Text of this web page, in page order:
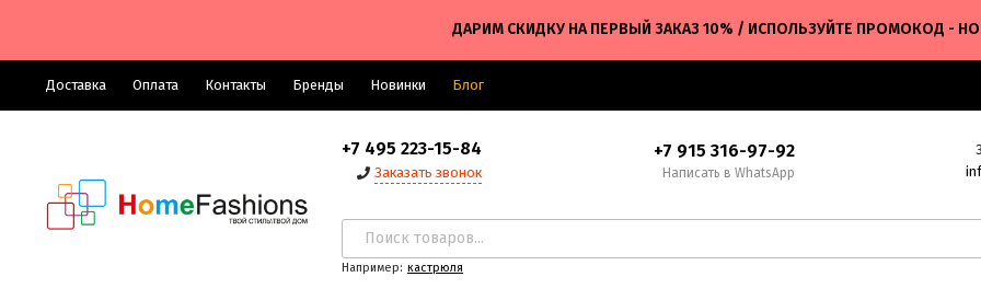
ДАРИМ СКИДКУ НА ПЕРВЫЙ ЗАКАЗ 10% / ИСПОЛЬЗУЙТЕ ПРОМОКОД -
Доставка Оплата Контакты Бренды Новинки Блог
+7 495 223-15-84
Заказать звонок
+7 915 316-97-92
Написать в WhatsApp
Например: кастрюля